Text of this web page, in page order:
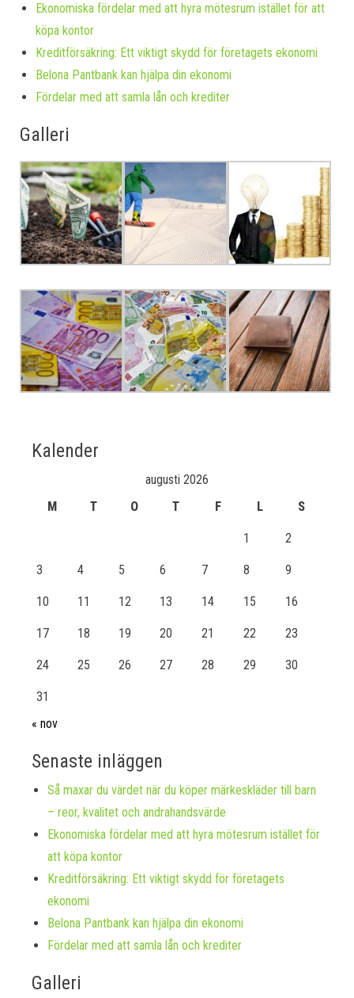
Ekonomiska fördelar med att hyra mötesrum istället för att
köpa kontor
Kreditförsäkring: Ett viktigt skydd för företagets ekonomi
Belona Pantbank kan hjälpa din ekonomi
Fördelar med att samla lån och krediter
Galleri
Kalender
augusti 2026
M
T O T F L S
1 2
3 4 5 6 7 8 9
10 11 12 13 14 15 16
17 18 19 20 21 22 23
24 25 26 27 28 29 30
31
« nov
Senaste inläggen
Så maxar du värdet när du köper märkeskläder till barn
– reor, kvalitet och andrahandsvärde
Ekonomiska fördelar med att hyra mötesrum istället för
att köpa kontor
Kreditförsäkring: Ett viktigt skydd för företagets
ekonomi
Belona Pantbank kan hjälpa din ekonomi
Fördelar med att samla lån och krediter
Galleri